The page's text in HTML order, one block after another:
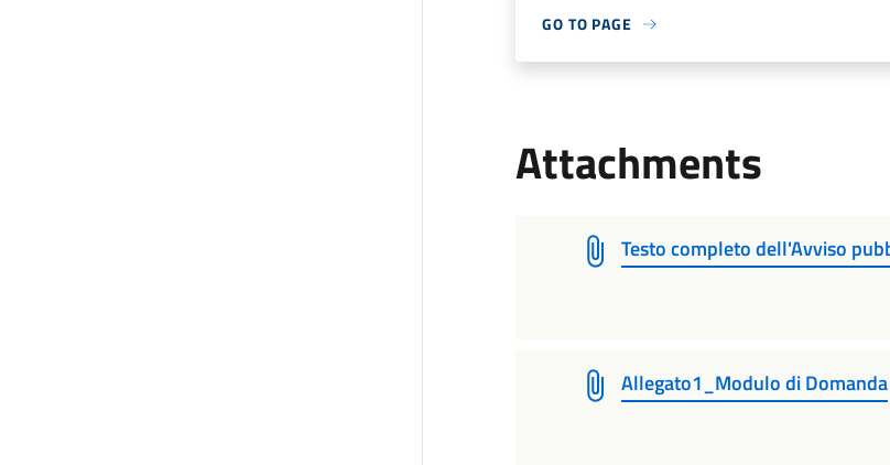
GO TO PAGE
Attachments
Testo completo dell'Avviso
Allegato1_Modulo di Domanda